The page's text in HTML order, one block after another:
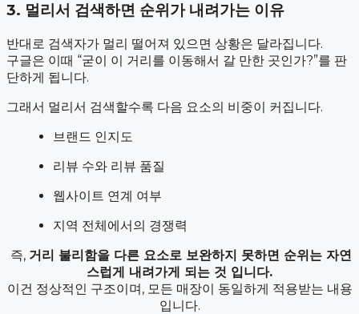
3. 멀리서 검색하면 순위가 내려가는 이유
반대로 검색자가 멀리 떨어져 있으면 상황은 달라집니다.
구글은 이때 “굳이 이 거리를 이동해서 갈 만한 곳인가?”를 판
단하게 됩니다.
그래서 멀리서 검색할수록 다음 요소의 비중이 커집니다.
브랜드 인지도
리뷰 수와 리뷰 품질
웹사이트 연계 여부
지역 전체에서의 경쟁력
즉, 거리 불리함을 다른 요소로 보완하지 못하면 순위는 자연
스럽게 내려가게 되는 것 입니다.
이건 정상적인 구조이며, 모든 매장이 동일하게 적용받는 내용
입니다.